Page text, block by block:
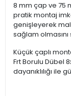
8 mm çap ve 75
pratik montaj
genişleyerek
sağlam
Küçük çaplı
Frt Borulu Dübel
dayanıklılığı ile